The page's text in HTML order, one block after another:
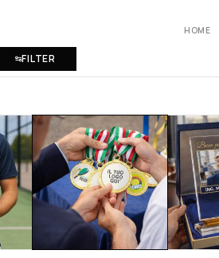
HOME
FILTER